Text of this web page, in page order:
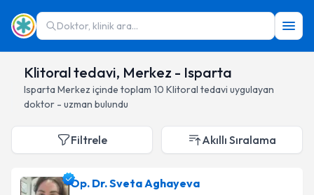
Doktor, klinik ara...
Klitoral tedavi, Merkez - Isparta
Isparta Merkez içinde toplam 10 Klitoral tedavi uygulayan
doktor - uzman bulundu
Filtrele Akıllı Sıralama
Op. Dr. Sveta Aghayeva